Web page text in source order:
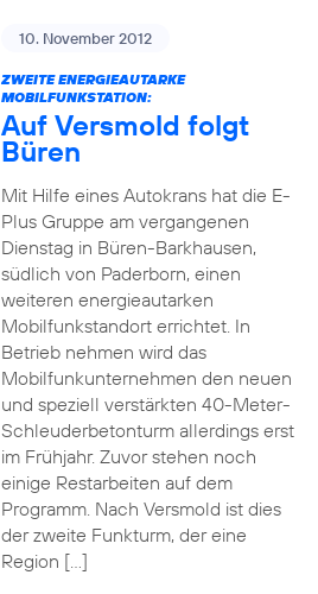
10. November 2012
ZWEITE ENERGIEAUTARKE
MOBILFUNKSTATION:
Auf Versmold folgt
Büren
Mit Hilfe eines Autokrans hat die E-
Plus Gruppe am vergangenen
Dienstag in Büren-Barkhausen,
südlich von Paderborn, einen
weiteren energieautarken
Mobilfunkstandort errichtet. In
Betrieb nehmen wird das
Mobilfunkunternehmen den neuen
und speziell verstärkten 40-Meter-
Schleuderbetonturm allerdings erst
im Frühjahr. Zuvor stehen noch
einige Restarbeiten auf dem
Programm. Nach Versmold ist dies
der zweite Funkturm, der eine
Region […]